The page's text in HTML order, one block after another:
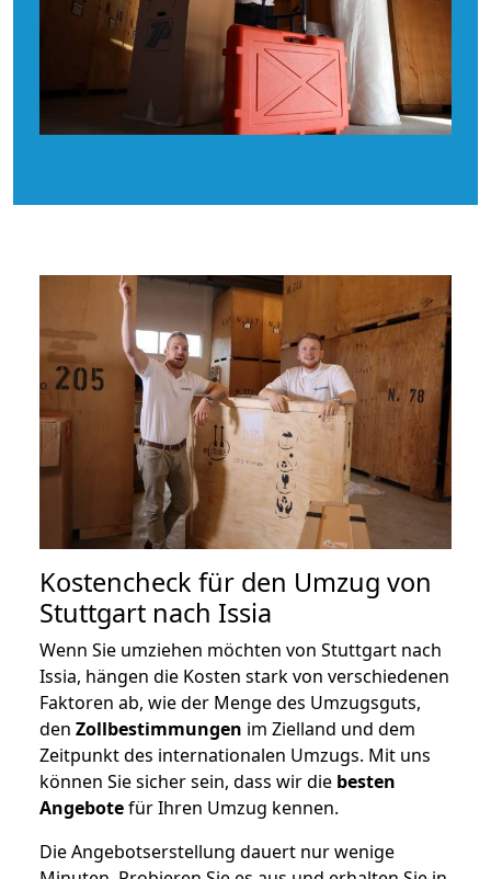
Kostencheck für den Umzug von
Stuttgart nach Issia
Wenn Sie umziehen möchten von Stuttgart nach
Issia, hängen die Kosten stark von verschiedenen
Faktoren ab, wie der Menge des Umzugsguts,
den Zollbestimmungen im Zielland und dem
Zeitpunkt des internationalen Umzugs. Mit uns
können Sie sicher sein, dass wir die besten
Angebotefür Ihren Umzug kennen.
Die Angebotserstellung dauert nur wenige